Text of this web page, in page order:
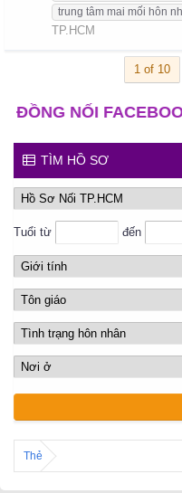
trung tâm mai mối hôn
TP.HCM
1 of 10
NỐI FACEBOOK
TÌM HỒ SƠ
Tuổi từ đến
Thẻ